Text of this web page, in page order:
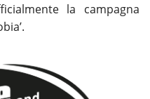
la campagna